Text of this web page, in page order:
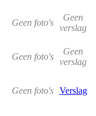
Geen foto's
Geen
verslag
Geen foto's
Geen
verslag
Geen foto's Verslag